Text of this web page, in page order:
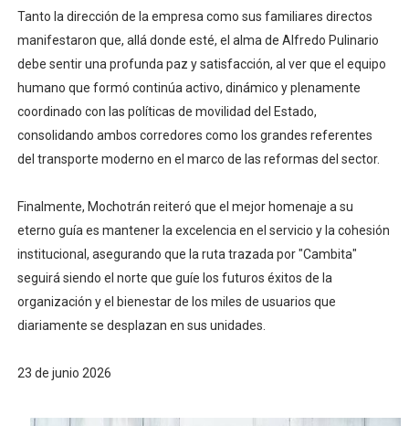
Tanto la dirección de la empresa como sus familiares directos
manifestaron que, allá donde esté, el alma de Alfredo Pulinario
debe sentir una profunda paz y satisfacción, al ver que el equipo
humano que formó continúa activo, dinámico y plenamente
coordinado con las políticas de movilidad del Estado,
consolidando ambos corredores como los grandes referentes
del transporte moderno en el marco de las reformas del sector.
Finalmente, Mochotrán reiteró que el mejor homenaje a su
eterno guía es mantener la excelencia en el servicio y la cohesión
institucional, asegurando que la ruta trazada por "Cambita"
seguirá siendo el norte que guíe los futuros éxitos de la
organización y el bienestar de los miles de usuarios que
diariamente se desplazan en sus unidades.
23 de junio 2026